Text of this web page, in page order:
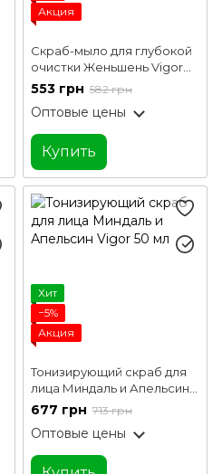
Акция
Скраб-мыло для глубокой
очистки Женьшень Vigor
50 мл
553 грн 582 грн
Оптовые цены
Купить
Хит
−5%
Акция
Тонизирующий скраб для
лица Миндаль и Апельсин
Vigor 50 мл
677 грн 713 грн
Оптовые цены